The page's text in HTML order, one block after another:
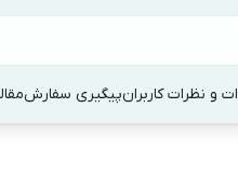
و نظرات کاربرانپیگیری سفارش